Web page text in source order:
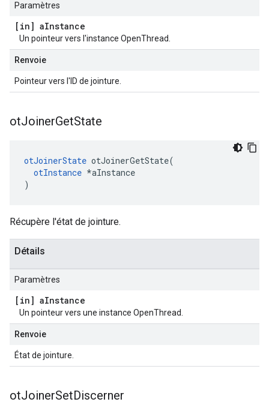
Paramètres
[in] aInstance
Un pointeur vers l'instance OpenThread.
Renvoie
Pointeur vers l'ID de jointure.
otJoinerGetState
otJoinerState otJoinerGetState(
otInstance *aInstance
)
Récupère l'état de jointure.
Détails
Paramètres
[in] aInstance
Un pointeur vers une instance OpenThread.
Renvoie
État de jointure.
otJoinerSetDiscerner